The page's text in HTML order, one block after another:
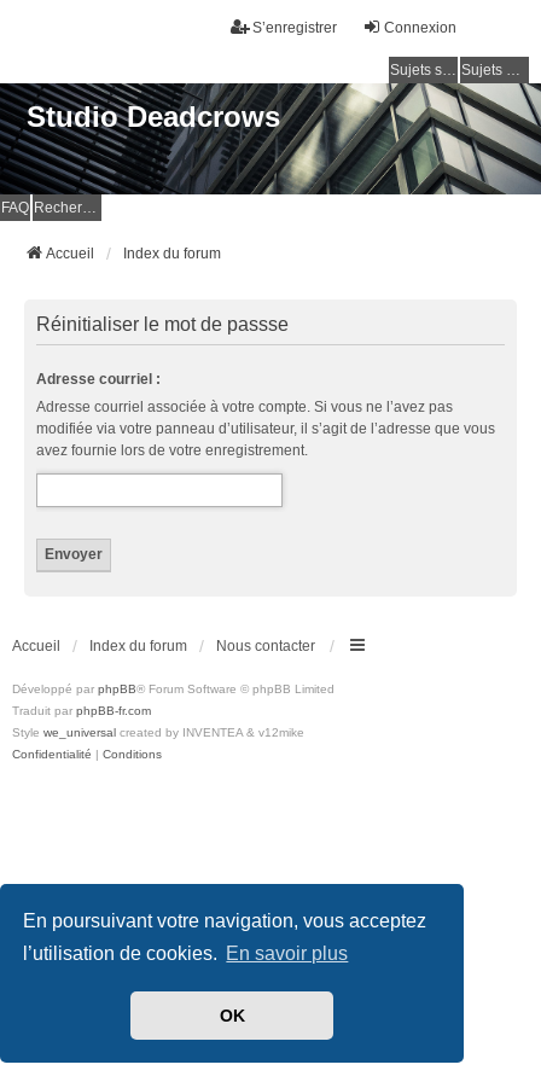
En poursuivant votre navigation, vous acceptez
l’utilisation de cookies. En savoir plus
OK
Connexion
S’enregistrer
Sujets sans réponse Sujets actifs
Studio Deadcrows
FAQ Rechercher
Accueil Index du forum
Réinitialiser le mot de passse
Adresse courriel :
Adresse courriel associée à votre compte. Si vous ne l’avez pas
modifiée via votre panneau d’utilisateur, il s’agit de l’adresse que vous
avez fournie lors de votre enregistrement.
Accueil Index du forum Nous contacter
Développé par phpBB® Forum Software © phpBB Limited
Traduit par phpBB-fr.com
Style we_universal created by INVENTEA & v12mike
Confidentialité | Conditions